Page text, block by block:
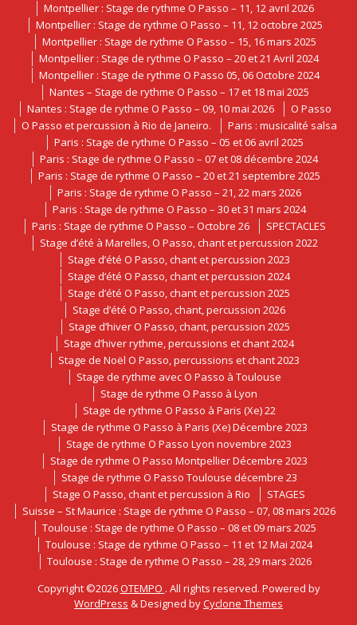
Montpellier : Stage de rythme O Passo – 11, 12 avril 2026
Montpellier : Stage de rythme O Passo – 11, 12 octobre 2025
Montpellier : Stage de rythme O Passo – 15, 16 mars 2025
Montpellier : Stage de rythme O Passo – 20 et 21 Avril 2024
Montpellier : Stage de rythme O Passo 05, 06 Octobre 2024
Nantes – Stage de rythme O Passo – 17 et 18 mai 2025
Nantes : Stage de rythme O Passo – 09, 10 mai 2026
O Passo
O Passo et percussion à Rio de Janeiro.
Paris : musicalité salsa
Paris : Stage de rythme O Passo – 05 et 06 avril 2025
Paris : Stage de rythme O Passo – 07 et 08 décembre 2024
Paris : Stage de rythme O Passo – 20 et 21 septembre 2025
Paris : Stage de rythme O Passo – 21, 22 mars 2026
Paris : Stage de rythme O Passo – 30 et 31 mars 2024
Paris : Stage de rythme O Passo – Octobre 26
SPECTACLES
Stage d’été à Marelles, O Passo, chant et percussion 2022
Stage d’été O Passo, chant et percussion 2023
Stage d’été O Passo, chant et percussion 2024
Stage d’été O Passo, chant et percussion 2025
Stage d’été O Passo, chant, percussion 2026
Stage d’hiver O Passo, chant, percussion 2025
Stage d’hiver rythme, percussions et chant 2024
Stage de Noël O Passo, percussions et chant 2023
Stage de rythme avec O Passo à Toulouse
Stage de rythme O Passo à Lyon
Stage de rythme O Passo à Paris (Xe) 22
Stage de rythme O Passo à Paris (Xe) Décembre 2023
Stage de rythme O Passo Lyon novembre 2023
Stage de rythme O Passo Montpellier Décembre 2023
Stage de rythme O Passo Toulouse décembre 23
Stage O Passo, chant et percussion à Rio
STAGES
Suisse – St Maurice : Stage de rythme O Passo – 07, 08 mars 2026
Toulouse : Stage de rythme O Passo – 08 et 09 mars 2025
Toulouse : Stage de rythme O Passo – 11 et 12 Mai 2024
Toulouse : Stage de rythme O Passo – 28, 29 mars 2026
Copyright ©2026OTEMPO . All rights reserved. Powered by
WordPress &Designed byCyclone Themes